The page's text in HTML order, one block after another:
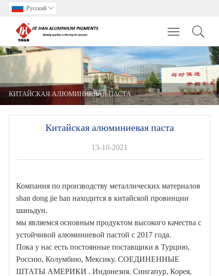
Pусский 
Toggle
КИТАЙСКАЯ АЛЮМИНИЕВАЯ ПАСТА
Китайская алюминиевая паста
13-10-2021
Компания по производству металлических материалов
shan dong jie han находится в китайской провинции
шаньдун.
мы являемся основным продуктом высокого качества с
устойчивой алюминиевой пастой с 2017 года.
Пока у нас есть постоянные поставщики в Турцию,
Россию, Колумбию, Мексику. СОЕДИНЕННЫЕ
ШТАТЫ АМЕРИКИ . Индонезия. Сингапур, Корея,